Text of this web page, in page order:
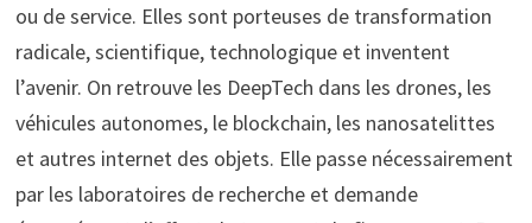
ou de service. Elles sont porteuses de transformation
radicale, scientifique, technologique et inventent
l’avenir. On retrouve les DeepTech dans les drones, les
véhicules autonomes, le blockchain, les nanosatelittes
et autres internet des objets. Elle passe nécessairement
par les laboratoires de recherche et demande